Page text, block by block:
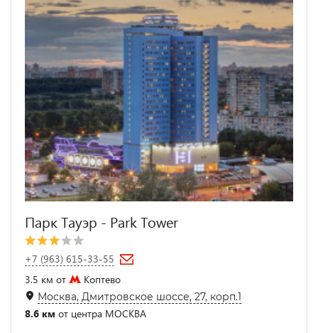
Парк Тауэр - Park Tower
+7 (963) 615-33-55
3.5 км от
Коптево
Москва, Дмитровское шоссе, 27, корп.1
8.6 км от центра МОСКВА